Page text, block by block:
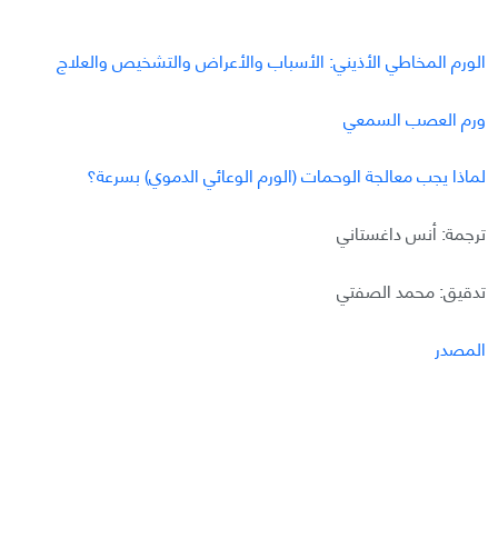
الورم المخاطي الأذيني: الأسباب والأعراض والتشخيص والعلاج
ورم العصب السمعي
لماذا يجب معالجة الوحمات (الورم الوعائي الدموي) بسرعة؟
ترجمة: أنس داغستاني
تدقيق: محمد الصفتي
المصدر